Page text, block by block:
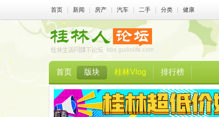
首页 新闻 房产 汽车 二手 分类 健康
首页 版块 桂林Vlog 排行榜